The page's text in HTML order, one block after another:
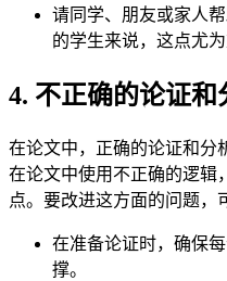
请同学、朋友或家人
的学生来说，这点尤为
4. 不正确的论证和
在论文中，正确的论证和分
在论文中使用不正确的逻辑
点。要改进这方面的问题，
在准备论证时，确保
撑。